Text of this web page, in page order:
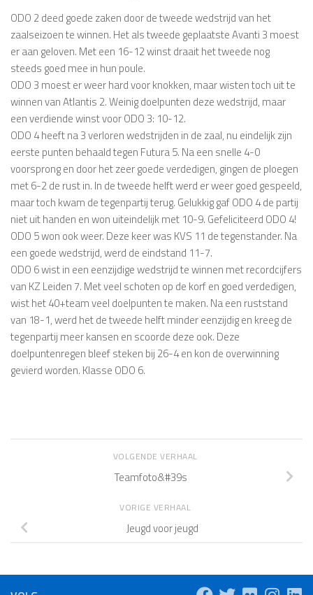
ODO 2deed goede zaken door de tweede wedstrijd van het
zaalseizoen te winnen. Het als tweede geplaatste Avanti 3 moest
er aan geloven. Met een 16-12 winst draait het tweede nog
steeds goed mee in hun poule.
ODO 3 moest er weer hard voor knokken, maar wisten toch uit te
winnen van Atlantis 2. Weinig doelpunten deze wedstrijd, maar
een verdiende winst voor ODO 3: 10-12.
ODO 4heeft na 3 verloren wedstrijden in de zaal, nu eindelijk zijn
eerste punten behaald tegen Futura 5. Na een snelle 4-0
voorsprong en door het zeer goede verdedigen, gingen de ploegen
met 6-2 de rust in. In de tweede helft werd er weer goed gespeeld,
maar toch kwam de tegenpartij terug. Gelukkig gaf ODO 4 de partij
niet uit handen en won uiteindelijk met 10-9. Gefeliciteerd ODO 4!
ODO 5won ook weer. Deze keer was KVS 11 de tegenstander. Na
een goede wedstrijd, werd de eindstand 11-7.
ODO 6wist in een eenzijdige wedstrijd te winnen met recordcijfers
van KZ Leiden 7. Met veel schoten op de korf en goed verdedigen,
wist het 40+team veel doelpunten te maken. Na een ruststand
van 18-1, werd het de tweede helft minder eenzijdig en kreeg de
tegenpartij meer kansen en scoorde deze ook. Deze
doelpuntenregen bleef steken bij 26-4 en kon de overwinning
gevierd worden. Klasse ODO 6.
VOLGENDE VERHAAL
Teamfoto&#39s
VORIGE VERHAAL
Jeugd voor jeugd